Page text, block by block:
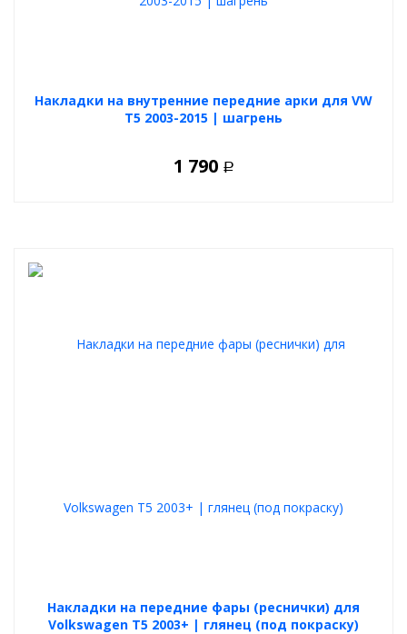
Накладки на внутренние передние арки для VW
T5 2003-2015 | шагрень
1 790 Р
Накладки на передние фары (реснички) для
Volkswagen T5 2003+ | глянец (под покраску)